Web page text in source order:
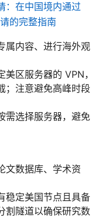
：在中国境内通过
的完整指南
属内容、进行海外观
区服务器的 VPN，
；注意避免高峰时段
需选择服务器，避免
文数据库、学术资
稳定美国节点且具备
割隧道以确保研究数